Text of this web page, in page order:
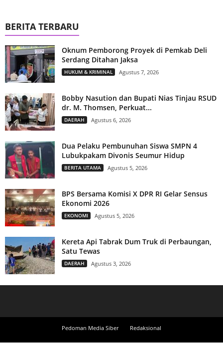
BERITA TERBARU
Oknum Pemborong Proyek di Pemkab Deli
Serdang Ditahan Jaksa
HUKUM & KRIMINAL Agustus 7, 2026
Bobby Nasution dan Bupati Nias Tinjau RSUD
dr. M. Thomsen, Perkuat...
DAERAH Agustus 6, 2026
Dua Pelaku Pembunuhan Siswa SMPN 4
Lubukpakam Divonis Seumur Hidup
BERITA UTAMA Agustus 5, 2026
BPS Bersama Komisi X DPR RI Gelar Sensus
Ekonomi 2026
EKONOMI Agustus 5, 2026
Kereta Api Tabrak Dum Truk di Perbaungan,
Satu Tewas
DAERAH Agustus 3, 2026
Pedoman Media Siber Redaksional